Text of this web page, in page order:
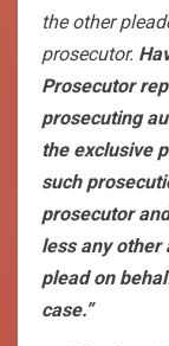
the other
prosecutor.
Prosecutor
prosecuting
the exclusive
such
prosecutor
less any other
plead on
case.”